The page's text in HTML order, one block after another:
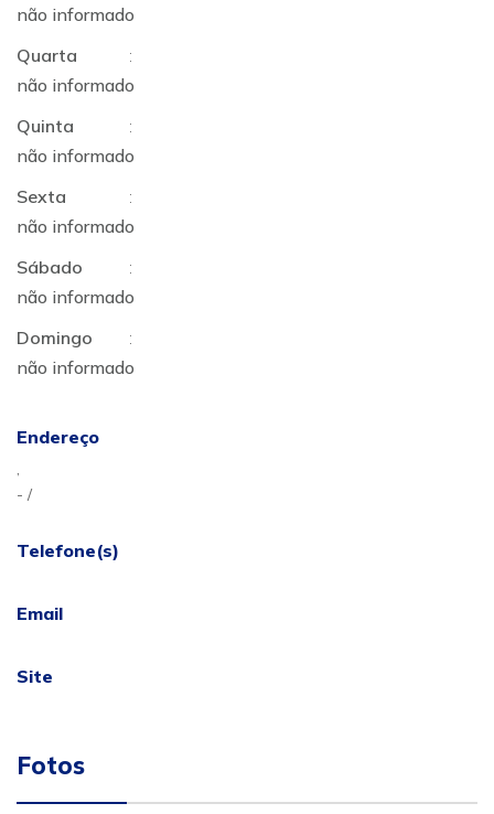
não informado
Quarta
:
não informado
Quinta
:
não informado
Sexta
:
não informado
Sábado
:
não informado
Domingo
:
não informado
Endereço
,
- /
Telefone(s)
Email
Site
Fotos